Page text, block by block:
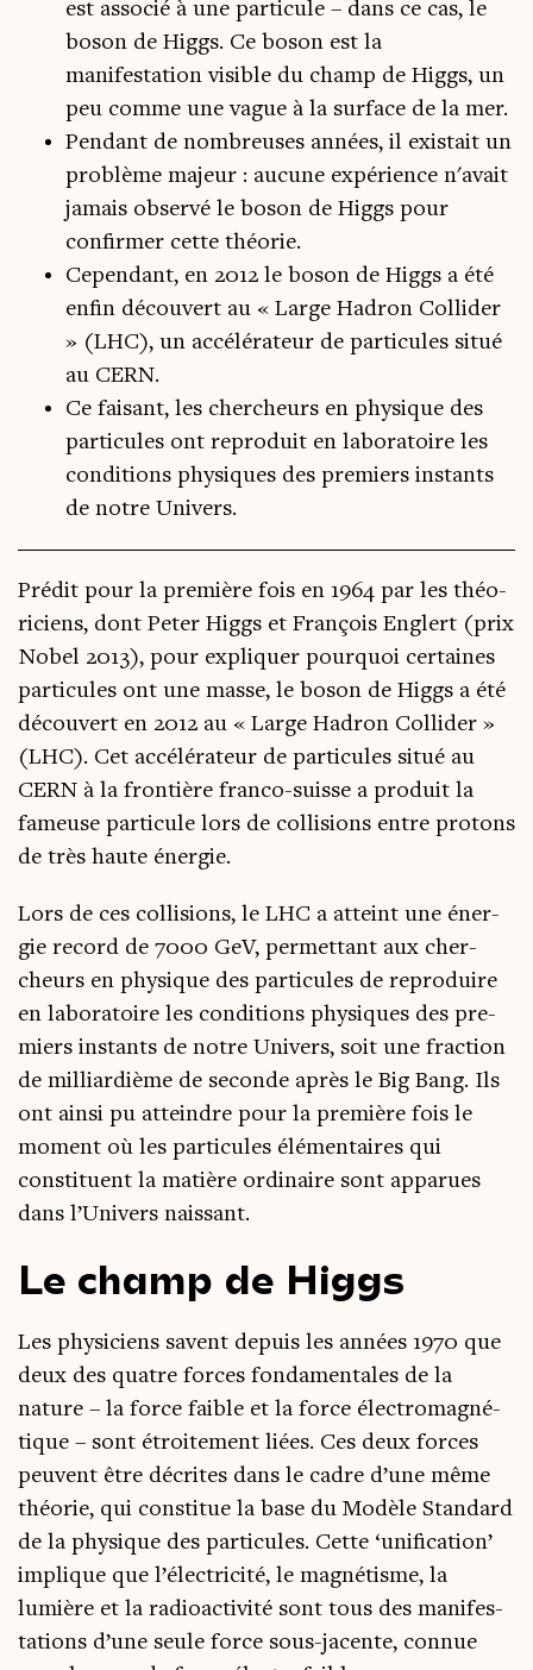
est associé à une particule – dans ce cas, le
boson de Higgs. Ce boson est la
manifestation visible du champ de Higgs, un
peu comme une vague à la surface de la mer.
Pendant de nombreuses années, il existait un
problème majeur : aucune expérience n'avait
jamais observé le boson de Higgs pour
confirmer cette théorie.
Cependant, en 2012 le boson de Higgs a été
enfin découvert au « Large Hadron Collider
» (LHC), un accélérateur de particules situé
au CERN.
Ce faisant, les chercheurs en physique des
particules ont reproduit en laboratoire les
conditions physiques des premiers instants
de notre Univers.
Pré­dit pour la pre­mière fois en 1964 par les théo­
ri­ciens, dont Peter Higgs et Fran­çois Englert (prix
Nobel 2013), pour expli­quer pour­quoi cer­taines
par­ti­cules ont une masse, le boson de Higgs a été
décou­vert en 2012 au « Large Hadron Col­li­der »
(LHC). Cet accé­lé­ra­teur de par­ti­cules situé au
CERN à la fron­tière fran­co-suisse a pro­duit la
fameuse par­ti­cule lors de col­li­sions entre pro­tons
de très haute énergie.
Lors de ces col­li­sions, le LHC a atteint une éner­
gie record de 7000 GeV, per­met­tant aux cher­
cheurs en phy­sique des par­ti­cules de repro­duire
en labo­ra­toire les condi­tions phy­siques des pre­
miers ins­tants de notre Uni­vers, soit une frac­tion
de mil­liar­dième de seconde après le Big Bang. Ils
ont ain­si pu atteindre pour la pre­mière fois le
moment où les par­ti­cules élé­men­taires qui
consti­tuent la matière ordi­naire sont appa­rues
dans l’U­ni­vers naissant.
Le champ de Higgs
Les phy­si­ciens savent depuis les années 1970 que
deux des quatre forces fon­da­men­tales de la
nature – la force faible et la force élec­tro­ma­gné­
tique – sont étroi­te­ment liées. Ces deux forces
peuvent être décrites dans le cadre d’une même
théo­rie, qui consti­tue la base du Modèle Stan­dard
de la phy­sique des par­ti­cules. Cette ‘uni­fi­ca­tion’
implique que l’élec­tri­ci­té, le magné­tisme, la
lumière et la radio­ac­ti­vi­té sont tous des mani­fes­
ta­tions d’une seule force sous-jacente, connue